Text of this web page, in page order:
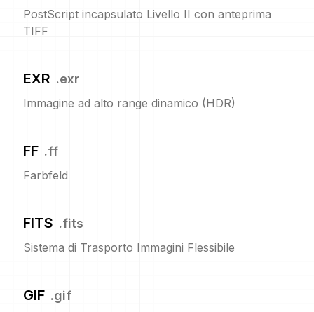
PostScript incapsulato Livello II con anteprima
TIFF
EXR .exr
Immagine ad alto range dinamico (HDR)
FF .ff
Farbfeld
FITS .fits
Sistema di Trasporto Immagini Flessibile
GIF .gif